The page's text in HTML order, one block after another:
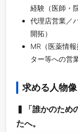
経験（医師・
代理店営業／
開拓）
MR（医薬情
ター等への営
求める人物像
▍「誰かのため
たへ。